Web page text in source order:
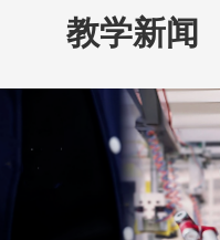
教学新闻